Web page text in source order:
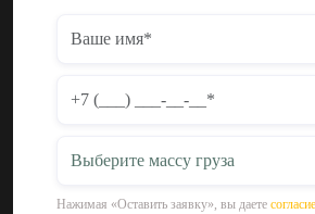
Нажимая «Оставить заявку», вы даете